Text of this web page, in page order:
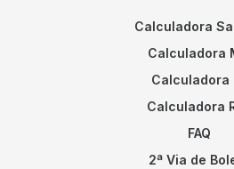
Calculadora
Calculadora
Calculadora
Calculadora
FAQ
2ª Via de